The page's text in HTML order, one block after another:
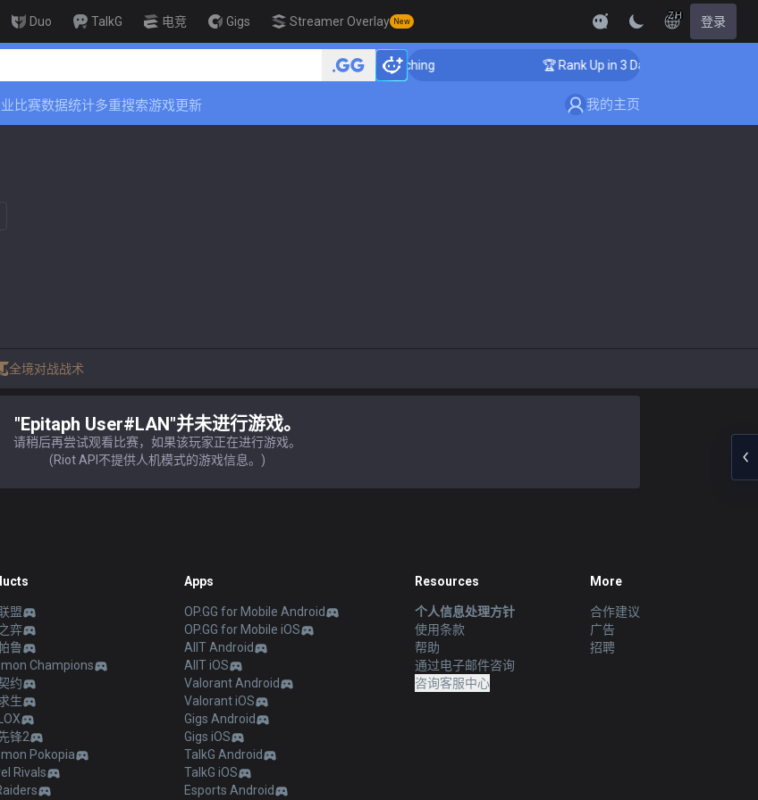
Duo TalkG 电竞 Gigs Streamer Overlay New
ZH 登录
🏆 Rank Up in 3 Days! Challenger Coaching 🏆 Rank Up in 3 Days! Challenger
比赛数据统计多重搜索游戏更新 我的主页
全境对战战术
"Epitaph User#LAN"并未进行游戏。
请稍后再尝试观看比赛，如果该玩家正在进行游戏。
(Riot API不提供人机模式的游戏信息。)
盟
弈
鲁
Champions
约
生
锋2
Pokopia
Rivals
Apps
OP.GG for Mobile Android
OP.GG for Mobile iOS
AllT Android
AllT iOS
Valorant Android
Valorant iOS
Gigs Android
Gigs iOS
TalkG Android
TalkG iOS
Esports Android
Resources
个人信息处理方针
使用条款
帮助
通过电子邮件咨询
咨询客服中心
More
合作建议
广告
招聘